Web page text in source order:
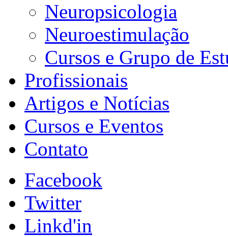
Neuropsicologia
Neuroestimulação
Cursos e Grupo de
Profissionais
Artigos e Notícias
Cursos e Eventos
Contato
Facebook
Twitter
Linkd'in